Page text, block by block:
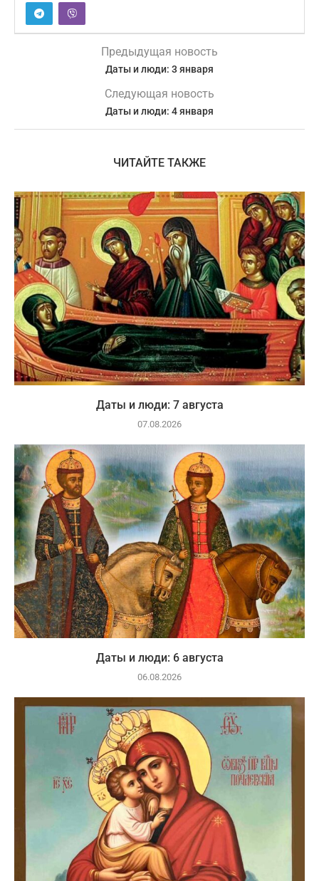
Предыдущая новость
Даты и люди: 3 января
Следующая новость
Даты и люди: 4 января
ЧИТАЙТЕ ТАКЖЕ
Даты и люди: 7 августа
07.08.2026
Даты и люди: 6 августа
06.08.2026